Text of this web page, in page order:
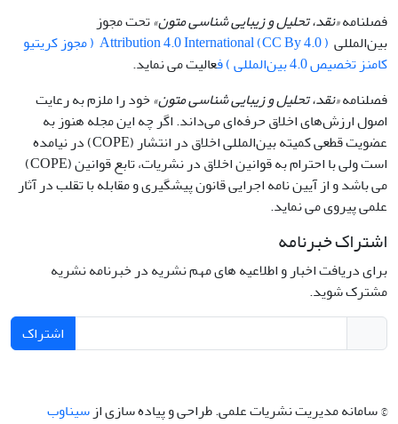
فصلنامه«نقد، تحلیل و زیبایی شناسی متون»تحت مجوز
بین‌المللی
Attribution 4.0 International (CC By 4.0 ) ( مجوز کریتیو
کامنز تخصیص 4.0 بین‌المللی ) ف
عالیت می نماید.
فصلنامه«نقد، تحلیل و زیبایی شناسی متون»خود را ملزم به رعایت
اصول ارزش‌های اخلاق حرفه‌ای می‌داند. اگر چه این مجله هنوز به
عضویت قطعی کمیته بین‌المللی اخلاق در انتشار (COPE) در نیامده
است ولی با احترام به قوانین اخلاق در نشریات، تابع قوانین (COPE)
می باشد و از آیین نامه اجرایی قانون پیشگیری و مقابله با تقلب در آثار
علمی پیروی می نماید.
اشتراک خبرنامه
برای دریافت اخبار و اطلاعیه های مهم نشریه در خبرنامه نشریه
مشترک شوید.
اشتراک
© سامانه مدیریت نشریات علمی.طراحی و پیاده سازی ازسیناوب